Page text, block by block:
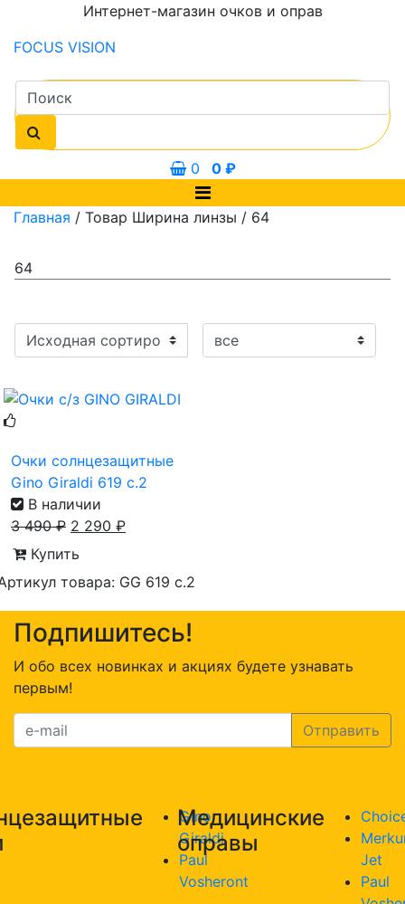
Интернет-магазин очков и оправ
FOCUS VISION
0 0 ₽
Главная / Товар Ширина линзы / 64
64
Очки солнцезащитные
Gino Giraldi 619 с.2
В наличии
3 490₽ 2 290 ₽
Купить
товара: GG 619 с.2
Подпишитесь!
И обо всех новинках и акциях будете узнавать
первым!
Gino
Giraldi
Paul
Vosheront
Медицинские
оправы
Jet
Paul